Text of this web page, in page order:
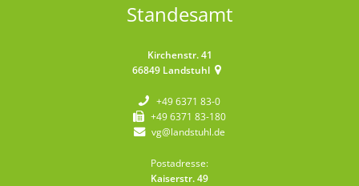
Standesamt
Kirchenstr. 41
66849 Landstuhl
+49 6371 83-0
+49 6371 83-180
vg@landstuhl.de
Postadresse:
Kaiserstr. 49